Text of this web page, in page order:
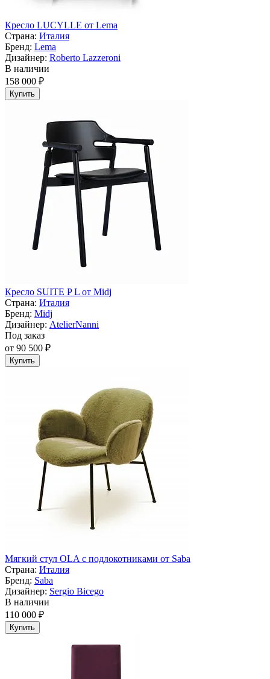
Кресло LUCYLLE от Lema
Страна: Италия
Бренд: Lema
Дизайнер: Roberto Lazzeroni
В наличии
158 000 ₽
Купить
Кресло SUITE P L от Midj
Страна: Италия
Бренд: Midj
Дизайнер: AtelierNanni
Под заказ
от 90 500 ₽
Купить
Мягкий стул OLA с подлокотниками от Saba
Страна: Италия
Бренд: Saba
Дизайнер: Sergio Bicego
В наличии
110 000 ₽
Купить